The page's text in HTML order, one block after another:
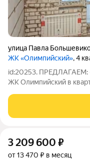
улица Павла
ЖК «Олимпийский», 4
id:20253. ПРЕДЛАГАЕМ:
ЖК Олимпийский в
проведена система
металлическая дверь,
3 209 600 ₽
от 13 470 ₽ в месяц